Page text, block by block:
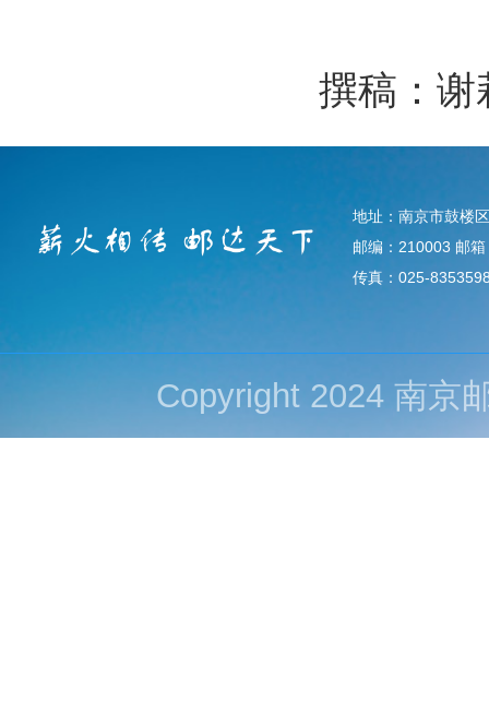
撰稿：
地址：南京市鼓楼
邮编：210003 邮
传真：025-
Copyright 2024 南京